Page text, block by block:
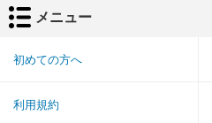
メニュー
初めての方へ
利用規約